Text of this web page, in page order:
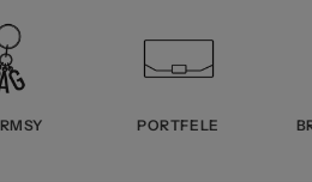
PORTFELE